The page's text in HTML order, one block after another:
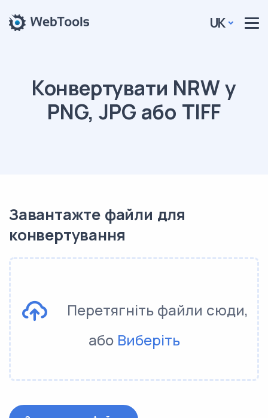
UK
Конвертувати NRW у
PNG, JPG або TIFF
Завантажте файли для
конвертування
Перетягніть файли сюди,
або Виберіть